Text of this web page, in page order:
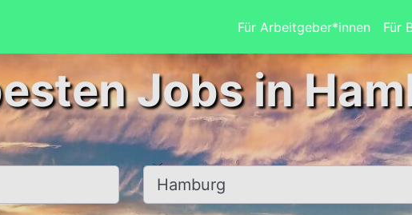
Für Arbeitgeber*innen Für
Jobs in
Ort, Stadt